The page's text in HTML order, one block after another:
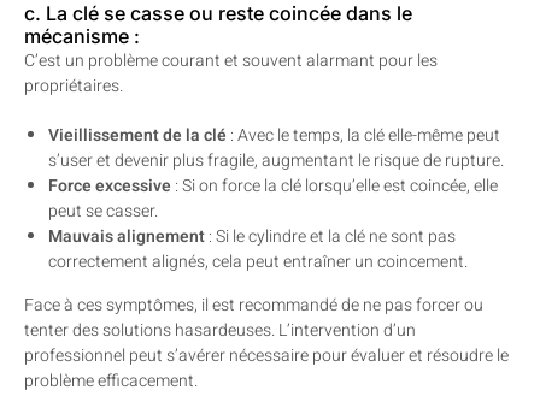
c. La clé se casse ou reste coincée dans le
mécanisme :
C’est un problème courant et souvent alarmant pour les
propriétaires.
Vieillissement de la clé : Avec le temps, la clé elle-même peut
s’user et devenir plus fragile, augmentant le risque de rupture.
Force excessive : Si on force la clé lorsqu’elle est coincée, elle
peut se casser.
Mauvais alignement: Si le cylindre et la clé ne sont pas
correctement alignés, cela peut entraîner un coincement.
Face à ces symptômes, il est recommandé de ne pas forcer ou
tenter des solutions hasardeuses. L’intervention d’un
professionnel peut s’avérer nécessaire pour évaluer et résoudre le
problème efficacement.